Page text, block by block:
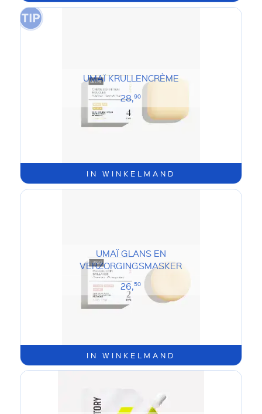
IN WINKELMAND
UMAÏ KRULLENCRÈME
28,90
IN WINKELMAND
UMAÏ GLANS EN
VERZORGINGSMASKER
26,50